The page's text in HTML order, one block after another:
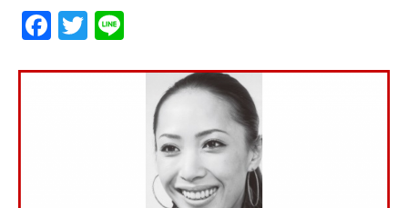
F
a
c
T
w
itte